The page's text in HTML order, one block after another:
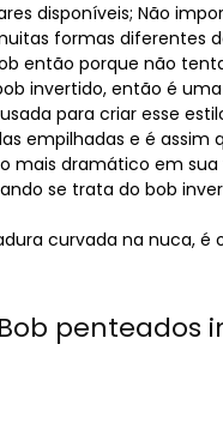
disponíveis; Não
formas diferentes
então porque não
invertido, então é uma
para criar esse
empilhadas e é assim
mais dramático em
se trata do bob
curvada na nuca, é
penteados